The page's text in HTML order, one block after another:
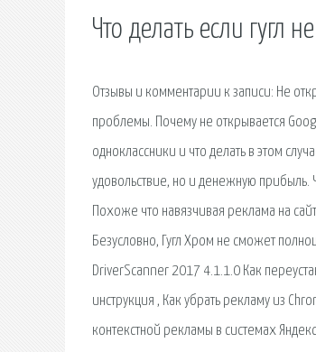
Что делать если гугл
Отзывы и комментарии к записи: Не
проблемы. Почему не открывается
одноклассники и что делать в этом
удовольствие, но и денежную прибыль.
Похоже что навязчивая реклама на
Безусловно, Гугл Хром не сможет
DriverScanner 2017 4.1.1.0 Как
инструкция , Как убрать рекламу из
контекстной рекламы в системах